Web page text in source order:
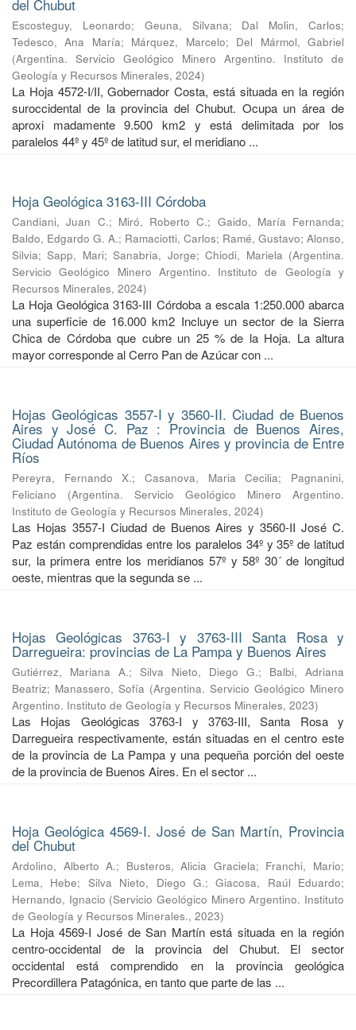
del Chubut
Escosteguy, Leonardo; Geuna, Silvana; Dal Molin, Carlos;
Tedesco, Ana María; Márquez, Marcelo; Del Mármol, Gabriel
(Argentina. Servicio Geológico Minero Argentino. Instituto de
Geología y Recursos Minerales, 2024)
La Hoja 4572-I/II, Gobernador Costa, está situada en la región
suroccidental de la provincia del Chubut. Ocupa un área de
aproxi madamente 9.500 km2 y está delimitada por los
paralelos 44º y 45º de latitud sur, el meridiano ...
Hoja Geológica 3163-III Córdoba
Candiani, Juan C.; Miró, Roberto C.; Gaido, María Fernanda;
Baldo, Edgardo G. A.; Ramaciotti, Carlos; Ramé, Gustavo; Alonso,
Silvia;Sapp, Mari;Sanabria, Jorge;Chiodi, Mariela (Argentina.
Servicio Geológico Minero Argentino. Instituto de Geología y
Recursos Minerales, 2024)
La Hoja Geológica 3163-III Córdoba a escala 1:250.000 abarca
una superficie de 16.000 km2 Incluye un sector de la Sierra
Chica de Córdoba que cubre un 25 % de la Hoja. La altura
mayor corresponde al Cerro Pan de Azúcar con ...
Hojas Geológicas 3557-I y 3560-II. Ciudad de Buenos
Aires y José C. Paz : Provincia de Buenos Aires,
Ciudad Autónoma de Buenos Aires y provincia de Entre
Ríos
Pereyra, Fernando X.;Casanova, Maria Cecilia; Pagnanini,
Feliciano
(Argentina. Servicio Geológico Minero Argentino.
Instituto de Geología y Recursos Minerales, 2024)
Las Hojas 3557-I Ciudad de Buenos Aires y 3560-II José C.
Paz están comprendidas entre los paralelos 34º y 35º de latitud
sur, la primera entre los meridianos 57º y 58º 30´ de longitud
oeste, mientras que la segunda se ...
Hojas Geológicas 3763-I y 3763-III Santa Rosa y
Darregueira: provincias de La Pampa y Buenos Aires
Gutiérrez, Mariana A.; Silva Nieto, Diego G.; Balbi, Adriana
Beatriz; Manassero, Sofía (Argentina. Servicio Geológico Minero
Argentino. Instituto de Geología y Recursos Minerales, 2023)
Las Hojas Geológicas 3763-I y 3763-III, Santa Rosa y
Darregueira respectivamente, están situadas en el centro este
de la provincia de La Pampa y una pequeña porción del oeste
de la provincia de Buenos Aires. En el sector ...
Hoja Geológica 4569-I. José de San Martín, Provincia
del Chubut
Ardolino, Alberto A.; Busteros, Alicia Graciela; Franchi, Mario;
Lema, Hebe; Silva Nieto, Diego G.;Giacosa, Raúl Eduardo;
Hernando, Ignacio (Servicio Geológico Minero Argentino. Instituto
de Geología y Recursos Minerales., 2023)
La Hoja 4569-I José de San Martín está situada en la región
centro-occidental de la provincia del Chubut. El sector
occidental está comprendido en la provincia geológica
Precordillera Patagónica, en tanto que parte de las ...